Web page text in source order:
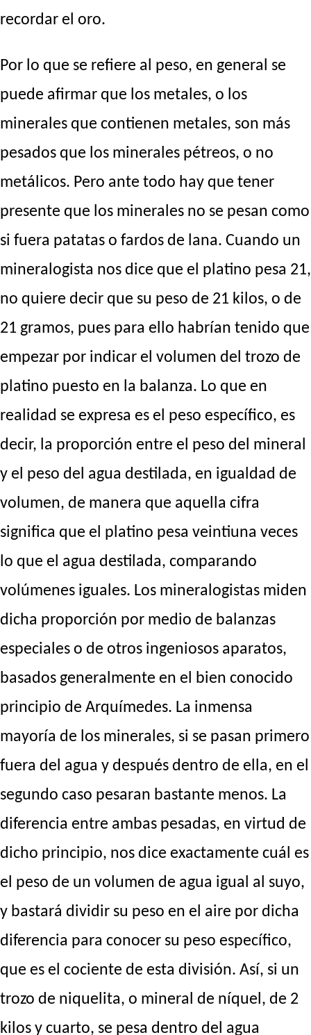
recordar el oro.
Por lo que se refiere al peso, en general se
puede afirmar que los metales, o los
minerales que contienen metales, son más
pesados que los minerales pétreos, o no
metálicos. Pero ante todo hay que tener
presente que los minerales no se pesan como
si fuera patatas o fardos de lana. Cuando un
mineralogista nos dice que el platino pesa 21,
no quiere decir que su peso de 21 kilos, o de
21 gramos, pues para ello habrían tenido que
empezar por indicar el volumen del trozo de
platino puesto en la balanza. Lo que en
realidad se expresa es el peso específico, es
decir, la proporción entre el peso del mineral
y el peso del agua destilada, en igualdad de
volumen, de manera que aquella cifra
significa que el platino pesa veintiuna veces
lo que el agua destilada, comparando
volúmenes iguales. Los mineralogistas miden
dicha proporción por medio de balanzas
especiales o de otros ingeniosos aparatos,
basados generalmente en el bien conocido
principio de Arquímedes. La inmensa
mayoría de los minerales, si se pasan primero
fuera del agua y después dentro de ella, en el
segundo caso pesaran bastante menos. La
diferencia entre ambas pesadas, en virtud de
dicho principio, nos dice exactamente cuál es
el peso de un volumen de agua igual al suyo,
y bastará dividir su peso en el aire por dicha
diferencia para conocer su peso específico,
que es el cociente de esta división. Así, si un
trozo de niquelita, o mineral de níquel, de 2
kilos y cuarto, se pesa dentro del agua